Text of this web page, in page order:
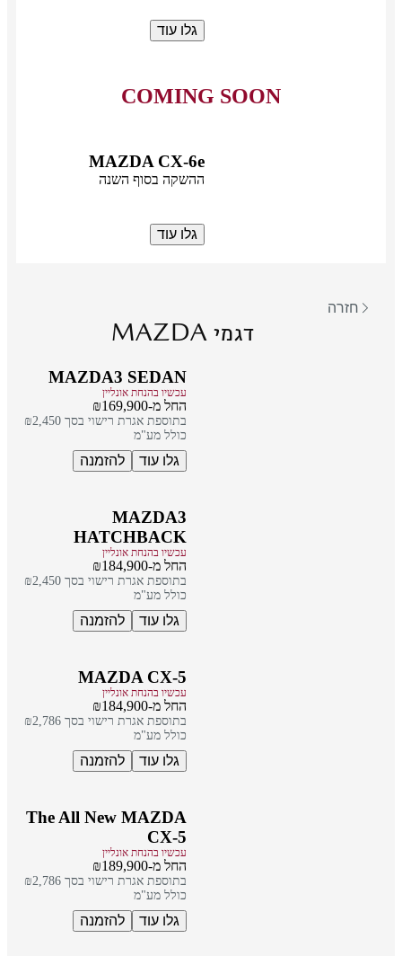
גלו עוד
COMING SOON
MAZDA CX-6e
ההשקה בסוף השנה
גלו עוד
חזרה
דגמיMAZDA
MAZDA3 SEDAN
עכשיו בהנחת אונליין
החל מ-₪169,900
בתוספת אגרת רישוי בסך ₪2,450
כולל מע"מ
גלו עוד להזמנה
MAZDA3
HATCHBACK
עכשיו בהנחת אונליין
החל מ-₪184,900
בתוספת אגרת רישוי בסך ₪2,450
כולל מע"מ
גלו עוד להזמנה
MAZDA CX-5
עכשיו בהנחת אונליין
החל מ-₪184,900
בתוספת אגרת רישוי בסך ₪2,786
כולל מע"מ
גלו עוד להזמנה
The All New MAZDA
CX-5
עכשיו בהנחת אונליין
החל מ-₪189,900
בתוספת אגרת רישוי בסך ₪2,786
כולל מע"מ
גלו עוד להזמנה